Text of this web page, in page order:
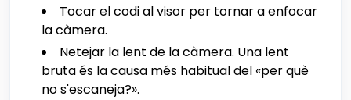
Tocar el codi al visor per tornar a enfocar
la càmera.
Netejar la lent de la càmera. Una lent
bruta és la causa més habitual del «per què
no s'escaneja?».